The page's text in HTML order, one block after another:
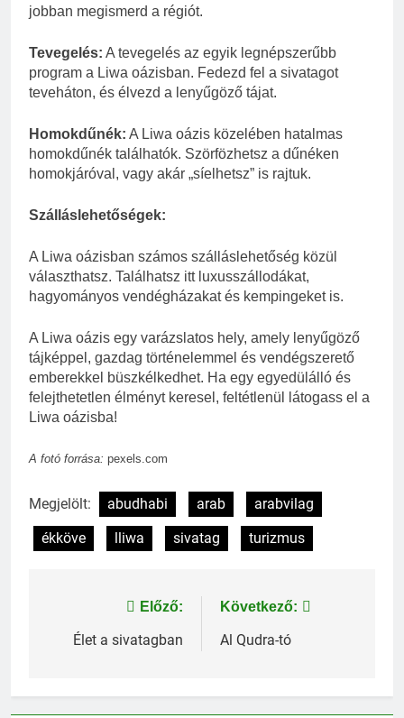
jobban megismerd a régiót.
Tevegelés: A tevegelés az egyik legnépszerűbb
program a Liwa oázisban. Fedezd fel a sivatagot
teveháton, és élvezd a lenyűgöző tájat.
Homokdűnék: A Liwa oázis közelében hatalmas
homokdűnék találhatók. Szörfözhetsz a dűnéken
homokjáróval, vagy akár „síelhetsz” is rajtuk.
Szálláslehetőségek:
A Liwa oázisban számos szálláslehetőség közül
választhatsz. Találhatsz itt luxusszállodákat,
hagyományos vendégházakat és kempingeket is.
A Liwa oázis egy varázslatos hely, amely lenyűgöző
tájképpel, gazdag történelemmel és vendégszerető
emberekkel büszkélkedhet. Ha egy egyedülálló és
felejthetetlen élményt keresel, feltétlenül látogass el a
Liwa oázisba!
A fotó forrása: pexels.com
Megjelölt: abudhabi arab
arabvilag
ékköve
lliwa sivatag turizmus
Bejegyzés
navigáció
Előző:
Élet a sivatagban
Következő:
Al Qudra-tó